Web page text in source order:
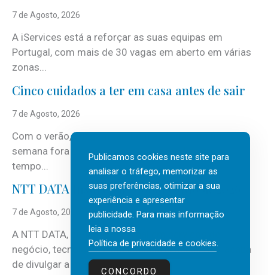
7 de Agosto, 2026
A iServices está a reforçar as suas equipas em
Portugal, com mais de 30 vagas em aberto em várias
zonas...
Cinco cuidados a ter em casa antes de sair
7 de Agosto, 2026
Com o verão, chegam também as férias, os fins-de-
semana fora e os dias em que a casa fica mais
tempo...
NTT DATA Insurtech Global Outlook 2026
7 de Agosto, 2026
A NTT DATA, consultora global em serviços de
negócio, tecnologia e inteligência artificial (IA), acaba
de divulgar a mais recente...
Publicamos cookies neste site para
analisar o tráfego, memorizar as
suas preferências, otimizar a sua
experiência e apresentar
publicidade. Para mais informação
leia a nossa
Política de privacidade e cookies.
CONCORDO